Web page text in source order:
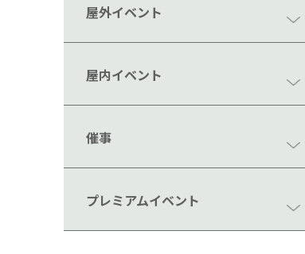
屋外イベント
屋内イベント
催事
プレミアムイベント